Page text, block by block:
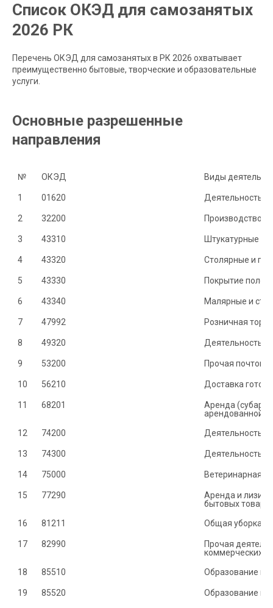
Список ОКЭД для самозанятых
2026 РК
Перечень ОКЭД для самозанятых в РК 2026 охватывает
преимущественно бытовые, творческие и образовательные
услуги.
Основные разрешенные
направления
ОКЭД Виды
1 Деятельность,
2 32200 Производство
3 43310 Штукатурные
4 43320 Столярные и
5 Покрытие полов
6 43340 Малярные и
7 47992 Розничная
8 49320 Деятельность
9 53200 Прочая
10 56210 Доставка
11
Аренда
арендованной
12
74200 Деятельность в
13 74300 Деятельность
14 75000 Ветеринарная
15 77290
Аренда и
бытовых
16
Общая уборка
17
Прочая
коммерческих
18
Образование в
19 Образование в